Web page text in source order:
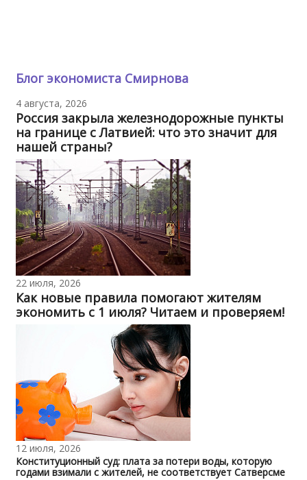
Блог экономиста Смирнова
4 августа, 2026
Россия закрыла железнодорожные пункты
на границе с Латвией: что это значит для
нашей страны?
22 июля, 2026
Как новые правила помогают жителям
экономить с 1 июля? Читаем и проверяем!
12 июля, 2026
Конституционный суд: плата за потери воды, которую
годами взимали с жителей, не соответствует Сатверсме